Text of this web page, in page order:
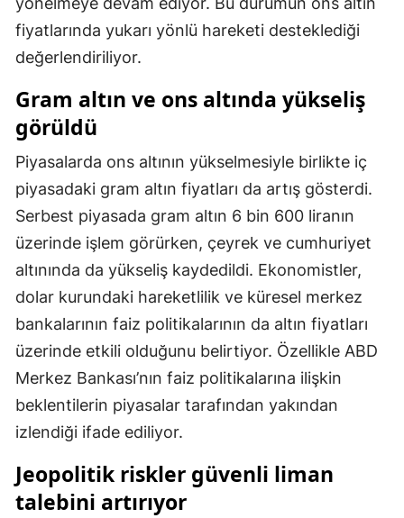
Malatya
Kahramanmaraş
Muğla
Muş
Nevşehir
Niğde
Ordu
Rize
Sakarya
Siirt
fiyatlarında yukarı yönlü hareketi desteklediği
değerlendiriliyor.
Gram altın ve ons altında yükseliş
görüldü
Piyasalarda ons altının yükselmesiyle birlikte iç
piyasadaki gram altın fiyatları da artış gösterdi.
Serbest piyasada gram altın 6 bin 600 liranın
üzerinde işlem görürken, çeyrek ve cumhuriyet
altınında da yükseliş kaydedildi. Ekonomistler,
dolar kurundaki hareketlilik ve küresel merkez
bankalarının faiz politikalarının da altın fiyatları
üzerinde etkili olduğunu belirtiyor. Özellikle ABD
Merkez Bankası’nın faiz politikalarına ilişkin
beklentilerin piyasalar tarafından yakından
izlendiği ifade ediliyor.
Jeopolitik riskler güvenli liman
talebini artırıyor